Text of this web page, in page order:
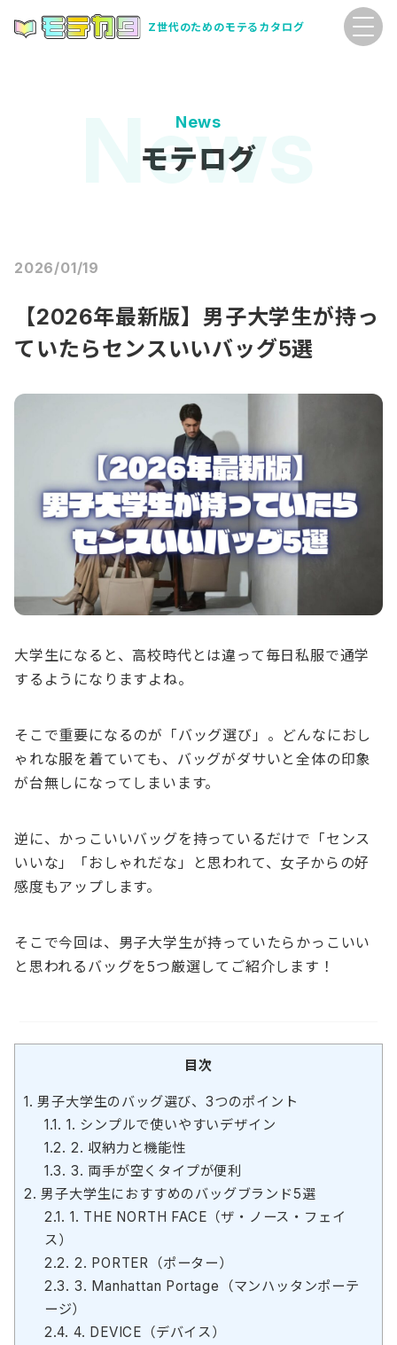
Z世代のためのモテるカタログ
News
モテログ
2026/01/19
【2026年最新版】男子大学生が持っ
ていたらセンスいいバッグ5選
大学生になると、高校時代とは違って毎日私服で通学
するようになりますよね。
そこで重要になるのが「バッグ選び」。どんなにおし
ゃれな服を着ていても、バッグがダサいと全体の印象
が台無しになってしまいます。
逆に、かっこいいバッグを持っているだけで「センス
いいな」「おしゃれだな」と思われて、女子からの好
感度もアップします。
そこで今回は、男子大学生が持っていたらかっこいい
と思われるバッグを5つ厳選してご紹介します！
目次
1. 男子大学生のバッグ選び、3つのポイント
1.1. 1. シンプルで使いやすいデザイン
1.2. 2. 収納力と機能性
1.3. 3. 両手が空くタイプが便利
2. 男子大学生におすすめのバッグブランド5選
2.1. 1. THE NORTH FACE（ザ・ノース・フェイ
ス）
2.2. 2. PORTER（ポーター）
2.3. 3. Manhattan Portage（マンハッタンポーテ
ージ）
2.4. 4. DEVICE（デバイス）